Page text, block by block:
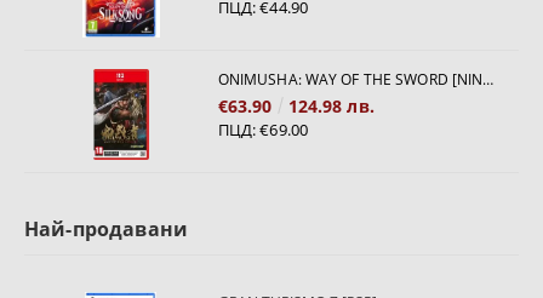
ПЦД:€44.90
ONIMUSHA: WAY OF THE SWORD [NINTENDO SWITCH 2]
€63.90 124.98 лв.
ПЦД:€69.00
Най-продавани